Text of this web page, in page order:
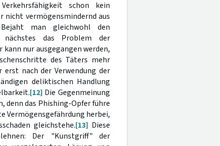
schon kein
nicht vermögensmindernd aus
man gleichwohl den
das Problem der
nur ausgegangen werden,
des Täters mehr
nach der Verwendung der
deliktischen Handlung
[12] Die Gegenmeinung
denn das Phishing-Opfer führe
Vermögensgefährdung herbei,
gleichstehe.[13] Diese
Der "Kunstgriff" der